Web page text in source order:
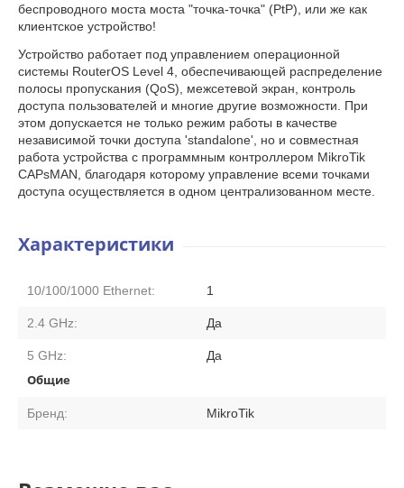
беспроводного моста моста "точка-точка" (PtP), или же как
клиентское устройство!
Устройство работает под управлением операционной
системы RouterOS Level 4, обеспечивающей распределение
полосы пропускания (QoS), межсетевой экран, контроль
доступа пользователей и многие другие возможности. При
этом допускается не только режим работы в качестве
независимой точки доступа 'standalone', но и совместная
работа устройства с программным контроллером MikroTik
CAPsMAN, благодаря которому управление всеми точками
доступа осуществляется в одном централизованном месте.
Характеристики
10/100/1000 Ethernet: 1
2.4 GHz: Да
5 GHz: Да
Общие
Бренд: MikroTik